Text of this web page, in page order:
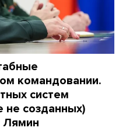
командовании.
систем
не созданных)
Лямин